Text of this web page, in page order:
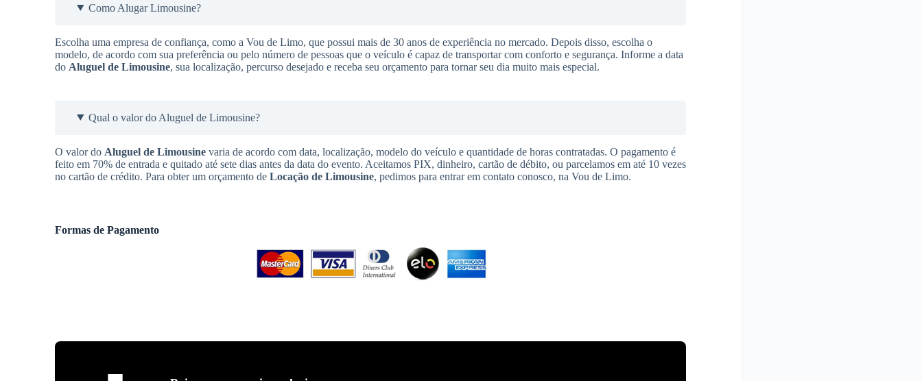
Como Alugar Limousine?
Escolha uma empresa de confiança, como a Vou de Limo, que possui mais de 30 anos de experiência no mercado. Depois disso, escolha o
modelo, de acordo com sua preferência ou pelo número de pessoas que o veículo é capaz de transportar com conforto e segurança. Informe a data
do Aluguel de Limousine, sua localização, percurso desejado e receba seu orçamento para tornar seu dia muito mais especial.
Qual o valor do Aluguel de Limousine?
O valor do Aluguel de Limousine varia de acordo com data, localização, modelo do veículo e quantidade de horas contratadas. O pagamento é
feito em 70% de entrada e quitado até sete dias antes da data do evento. Aceitamos PIX, dinheiro, cartão de débito, ou parcelamos em até 10 vezes
no cartão de crédito. Para obter um orçamento de Locação de Limousine, pedimos para entrar em contato conosco, na Vou de Limo.
Formas de Pagamento